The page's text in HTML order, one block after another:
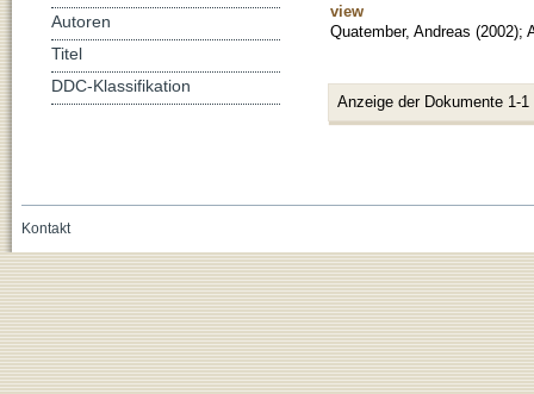
view
Quatember, Andreas (2002);
Anzeige der Dokumente 1-1
Autoren
Titel
DDC-Klassifikation
Kontakt